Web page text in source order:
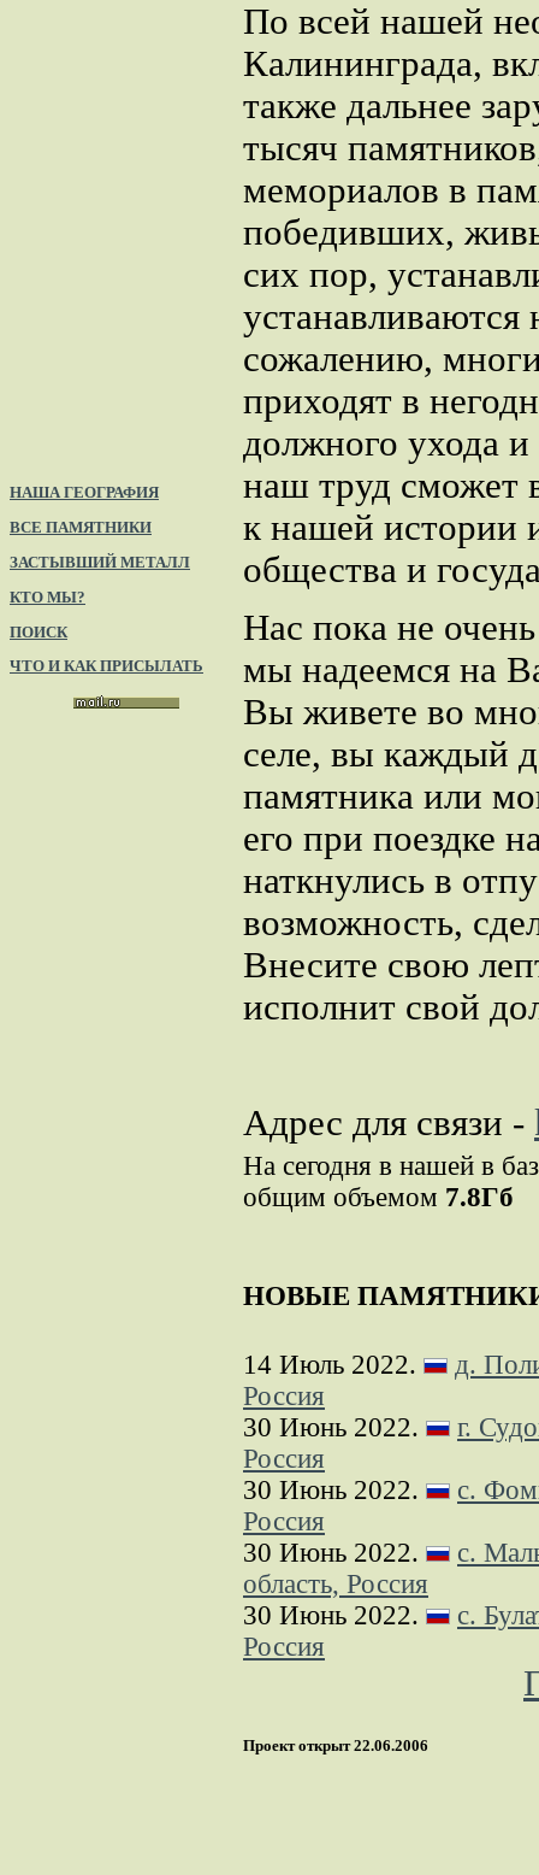
НАША ГЕОГРАФИЯ
ВСЕ ПАМЯТНИКИ
ЗАСТЫВШИЙ МЕТАЛЛ
КТО МЫ?
ПОИСК
ЧТО И КАК ПРИСЫЛАТЬ
По всей нашей
Калининграда,
также дальнее
тысяч
мемориалов в
победивших,
сих пор,
сожалению,
приходят в
должного ухода
наш труд сможет
к нашей истории
общества и
Нас пока не
мы надеемся на
Вы живете во
селе, вы каждый
памятника или
его при поездке
наткнулись в
возможность,
Внесите свою
исполнит свой
Адрес для связи -
На сегодня в нашей в
общим объемом 7.8Гб
НОВЫЕ
14 Июль 2022.
д.
Россия
30 Июнь 2022.
г.
Россия
30 Июнь 2022.
с.
Россия
30 Июнь 2022.
с.
область, Россия
30 Июнь 2022.
с.
Россия
Проект открыт 22.06.2006